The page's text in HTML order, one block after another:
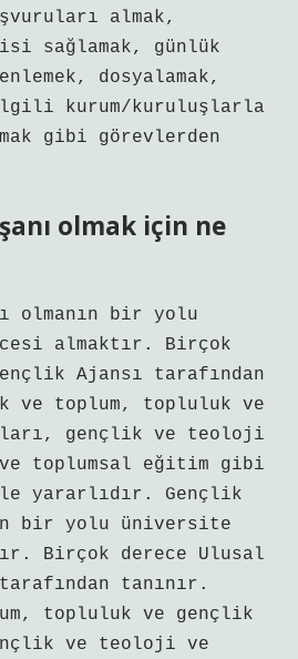
almak,
sağlamak, günlük
dosyalamak,
kurum/kuruluşlarla
gibi görevlerden
olmak için ne
olmanın bir yolu
almaktır. Birçok
Ajansı tarafından
ve toplum, topluluk ve
gençlik ve teoloji
toplumsal eğitim gibi
yararlıdır. Gençlik
bir yolu üniversite
Birçok derece Ulusal
tanınır.
topluluk ve gençlik
ve teoloji ve